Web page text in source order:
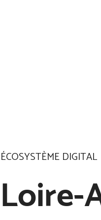
ÉCOSYSTÈME DIGITAL